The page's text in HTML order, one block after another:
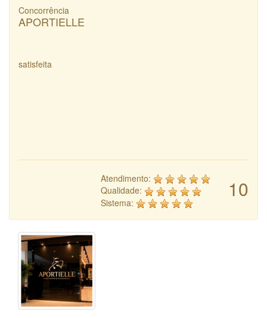
Concorrência
APORTIELLE
satisfeita
10
Atendimento:
Qualidade:
Sistema: